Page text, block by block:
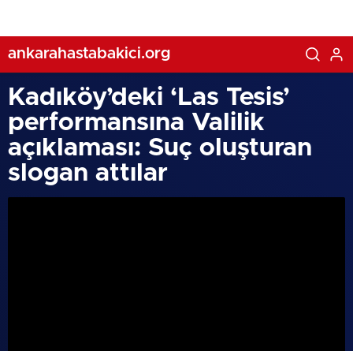
ankarahastabakici.org
Kadıköy’deki ‘Las Tesis’
performansına Valilik
açıklaması: Suç oluşturan
slogan attılar